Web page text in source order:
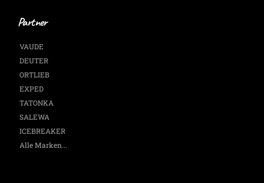
Partner
VAUDE
DEUTER
ORTLIEB
EXPED
TATONKA
SALEWA
ICEBREAKER
Alle Marken...